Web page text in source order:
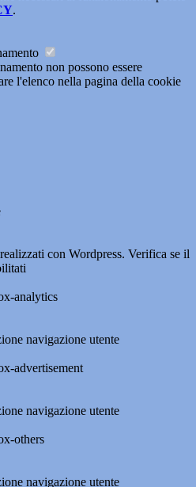
.
non possono essere
l'elenco nella pagina della cookie
con Wordpress. Verifica se il
analytics
navigazione utente
advertisement
navigazione utente
others
navigazione utente